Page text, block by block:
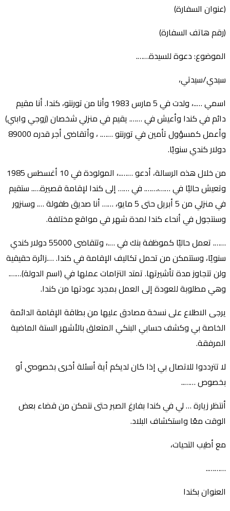
(عنوان السفارة)
(رقم هاتف السفارة)
الموضوع: دعوة للسيدة…….
سيدي/سيدتي،
اسمي …..، ولدت في 5 مارس 1983 وأنا من تورنتو، كندا. أنا مقيم
دائم في كندا وأعيش في ……. يقيم في منزلي شخصان (زوجي وابني)
وأعمل كمسؤول تأمين في تورنتو ……. ، وأتقاضى أجر قدره 89000
دولار كندي سنويًا.
من خلال هذه الرسالة، أدعو ……..، المولودة في 10 أغسطس 1985
وتعيش حاليًا في ……،……. في …… إلى كندا لإقامة قصيرة….. ستقيم
في منزلي من 5 أبريل حتى 5 مايو، …… أنا صديق طفولة …. وسنزور
وسنتجول في أنحاء كندا لمدة شهر في مواقع مختلفة.
……. تعمل حاليًا كموظفة بنك في ….، وتتقاضى 55000 دولار كندي
سنويًا، وستتمكن من تحمل تكاليف الإقامة في كندا. ….زائرة حقيقية
ولن تتجاوز مدة تأشيرتها. تمتد التزامات عملها في (اسم الدولة)…….
وهي مطلوبة للعودة إلى العمل بمجرد عودتها من كندا.
يرجى الاطلاع على نسخة مصادق عليها من بطاقة الإقامة الدائمة
الخاصة بي وكشف حسابي البنكي المتعلق بالأشهر الستة الماضية
المرفقة.
لا تترددوا للاتصال بي إذا كان لديكم أية أسئلة أخرى بخصوصي أو
بخصوص ……..
أنتظر زيارة … لي في كندا بفارغ الصبر حتى نتمكن من قضاء بعض
الوقت معًا واستكشاف البلاد.
مع أطيب التحيات،
………..
العنوان بكندا